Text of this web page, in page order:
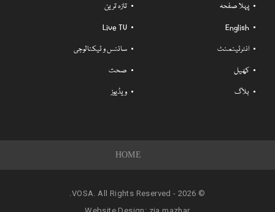
پہلا صفحہ
تازہ ترین
English
Live TV
انٹرٹینمنٹ
سائنس و ٹیکنالوجی
کھیل
صحت
بلاگ
ویڈیوز
HOME
© 2026 - VOSA. All Rights Reserved.